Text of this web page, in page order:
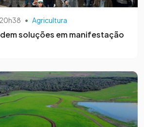
• Agricultura
soluções em manifestação